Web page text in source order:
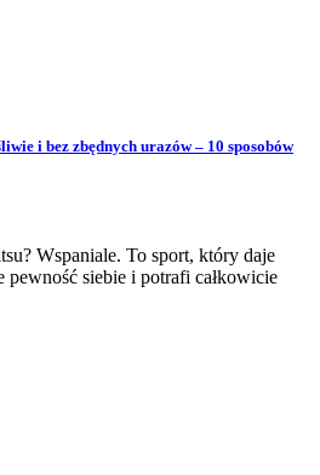
i bez zbędnych urazów – 10 sposobów
Wspaniale. To sport, który daje
pewność siebie i potrafi całkowicie